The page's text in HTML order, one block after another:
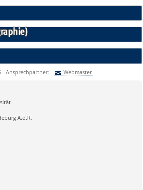
- Ansprechpartner: Webmaster
A.ö.R.